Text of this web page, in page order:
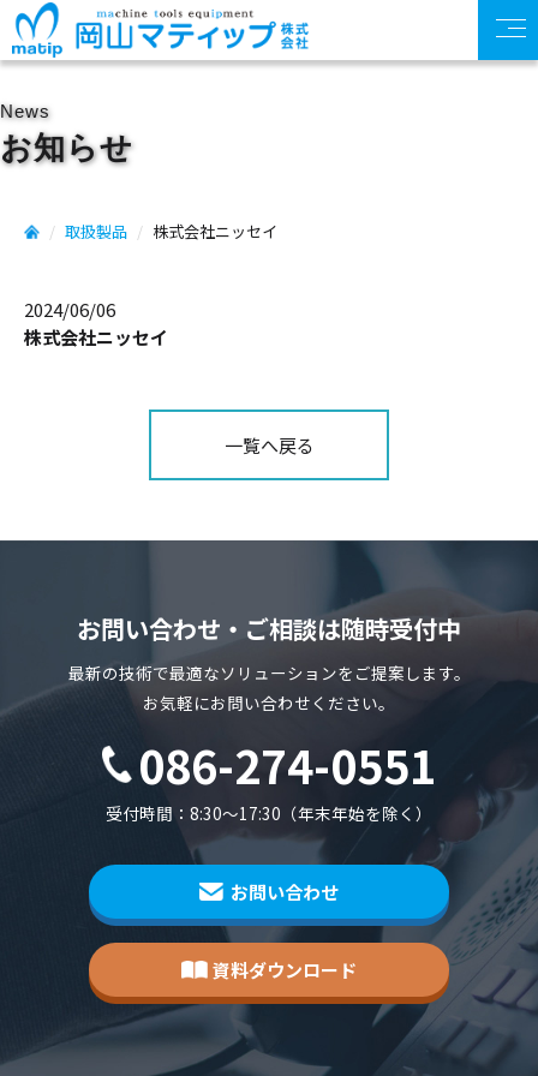
News
お知らせ
取扱製品 株式会社ニッセイ
2024/06/06
株式会社ニッセイ
一覧へ戻る
お問い合わせ・ご相談は随時受付中
最新の技術で最適なソリューションをご提案します。
お気軽にお問い合わせください。
086-274-0551
受付時間：8:30～17:30（年末年始を除く）
お問い合わせ
資料ダウンロード